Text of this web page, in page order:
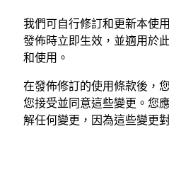
我們可自行修訂和更新本使
發佈時立即生效，並適用於
和使用。
在發佈修訂的使用條款後，
您接受並同意這些變更。您
解任何變更，因為這些變更